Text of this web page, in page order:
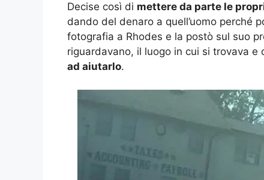
Decise così di mettere da parte le
dando del denaro a quell’uomo perché
fotografia a Rhodes e la postò sul suo
riguardavano, il luogo in cui si trovava e
ad aiutarlo.